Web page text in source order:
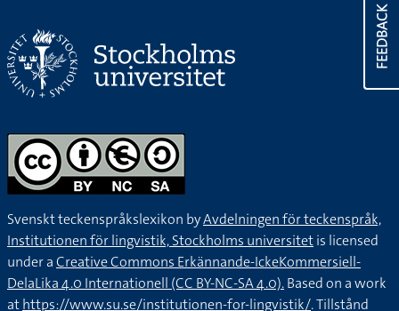
FEEDBACK
Svenskt teckenspråkslexikon byAvdelningen för teckenspråk,
Institutionen för lingvistik, Stockholms universitetis licensed
under aCreative Commons Erkännande-IckeKommersiell-
DelaLika 4.0 Internationell (CC BY-NC-SA 4.0).Based on a work
athttps://www.su.se/institutionen-for-lingvistik/. Tillstånd